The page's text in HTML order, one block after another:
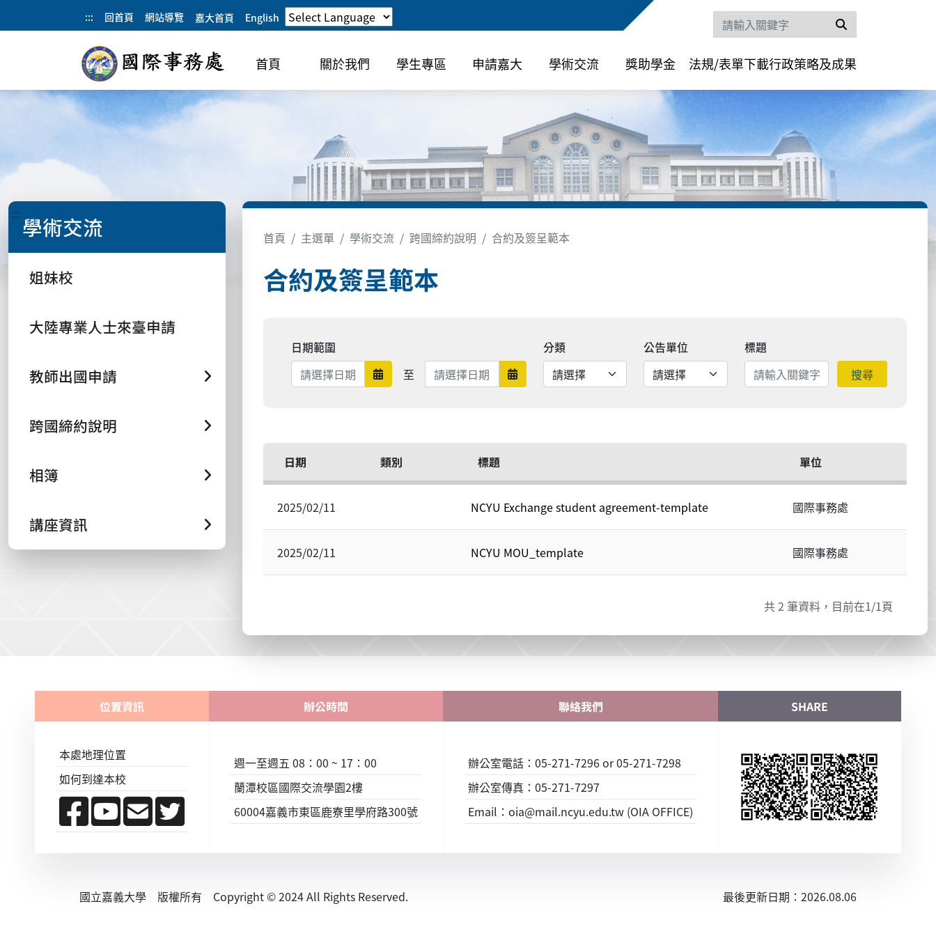
::: 回首頁 網站導覽 嘉大首頁 English
首頁 關於我們 學生專區 申請嘉大 學術交流 獎助學金 法規/表單下載行政策略及成果
::: 學術交流
姐妹校
大陸專業人士來臺申請
教師出國申請
跨國締約說明
相簿
講座資訊
首頁 主選單 學術交流 跨國締約說明 合約及簽呈範本
合約及簽呈範本
日期範圍
日期範圍開始
至 日期範圍結束 日期範圍結束
分類 公告單位
標題
搜尋
日期 類別 標題 單位
2025/02/11 NCYU Exchange student agreement-template 國際事務處
2025/02/11 NCYU MOU_template 國際事務處
共2 筆資料，目前在1/1頁
位置資訊 辦公時間 聯絡我們 SHARE
本處地理位置
如何到達本校
週一至週五 08：00 ~ 17：00
蘭潭校區國際交流學園2樓
60004嘉義市東區鹿寮里學府路300號
辦公室電話：05-271-7296 or 05-271-7298
辦公室傳真：05-271-7297
Email：oia@mail.ncyu.edu.tw (OIA OFFICE)
國立嘉義大學 版權所有 Copyright © 2024 All Rights Reserved. 最後更新日期：2026.08.06